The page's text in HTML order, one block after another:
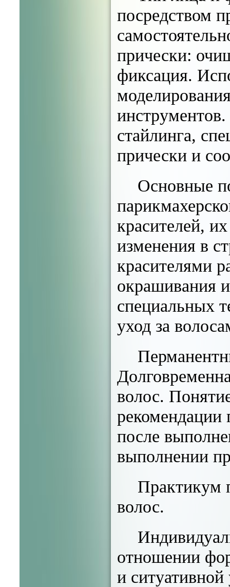
посредством
прически:
фиксация.
стайлинга,
прически и
Основные
красителей,
изменения в
красителями
окрашивания
специальных
уход за
волос.
рекомендации
после
выполнении
Практикум
волос.
отношении
и